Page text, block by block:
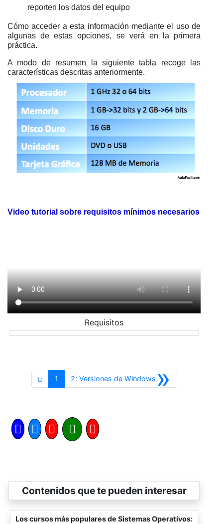
reporten los datos del equipo
Cómo acceder a esta información mediante el uso de
algunas de estas opciones, se verá en la primera
práctica.
A modo de resumen la siguiente tabla recoge las
características descritas anteriormente.
Video tutorial sobre requisitos mínimos necesarios
Requisitos
1 »
2: Versiones de WindowsSiguiente
Contenidos que te pueden interesar
Los cursos más populares de Sistemas Operativos: